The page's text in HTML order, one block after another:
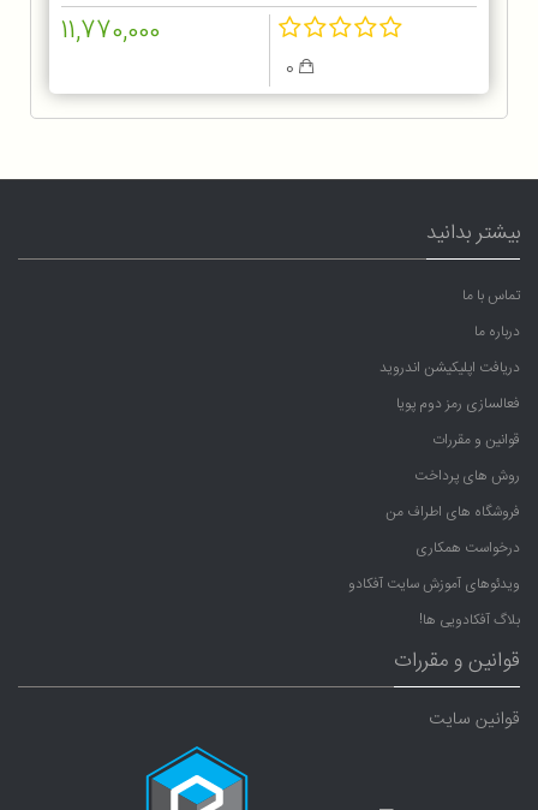
11,770,000
بیشتر بدانید
تماس با ما
درباره ما
دریافت اپلیکیشن اندروید
فعالسازی رمز دوم پویا
قوانین و مقررات
روش های پرداخت
فروشگاه های اطراف من
درخواست همکاری
ویدئوهای آموزش سایت آفکادو
بلاگ آفکادویی ها!
قوانین و مقررات
قوانین سایت